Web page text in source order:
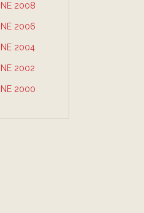
2008
2006
2004
2002
2000